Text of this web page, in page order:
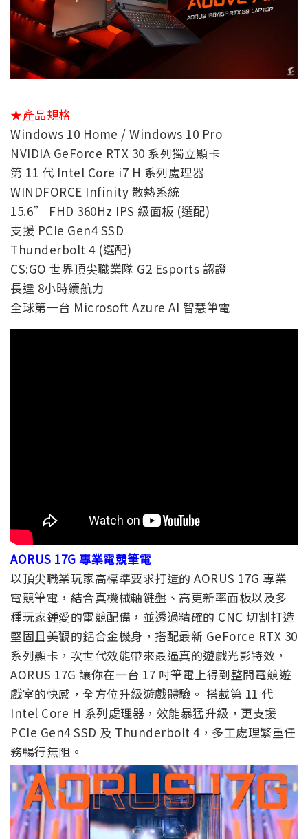
★產品規格
Windows 10 Home / Windows 10 Pro
NVIDIA GeForce RTX 30 系列獨立顯卡
第 11 代 Intel Core i7 H 系列處理器
WINDFORCE Infinity 散熱系統
15.6” FHD 360Hz IPS 級面板 (選配)
支援 PCIe Gen4 SSD
Thunderbolt 4 (選配)
CS:GO 世界頂尖職業隊 G2 Esports 認證
長達 8小時續航力
全球第一台 Microsoft Azure AI 智慧筆電
AORUS 17G 專業電競筆電
以頂尖職業玩家高標準要求打造的 AORUS 17G 專業
電競筆電，結合真機械軸鍵盤、高更新率面板以及多
種玩家鍾愛的電競配備，並透過精確的 CNC 切割打造
堅固且美觀的鋁合金機身，搭配最新 GeForce RTX 30
系列顯卡，次世代效能帶來最逼真的遊戲光影特效，
AORUS 17G 讓你在一台 17 吋筆電上得到整間電競遊
戲室的快感，全方位升級遊戲體驗。 搭載第 11 代
Intel Core H 系列處理器，效能暴猛升級，更支援
PCIe Gen4 SSD 及 Thunderbolt 4，多工處理繁重任
務暢行無阻。